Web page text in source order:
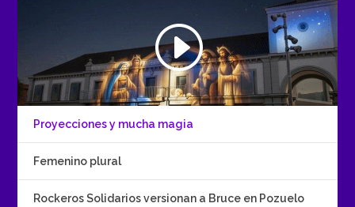
Proyecciones y mucha magia
Femenino plural
Rockeros Solidarios versionan a Bruce en Pozuelo